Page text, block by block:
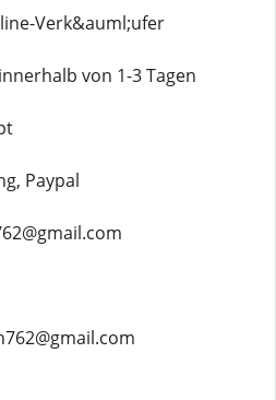
Verk&auml;ufer
von 1-3 Tagen
Paypal